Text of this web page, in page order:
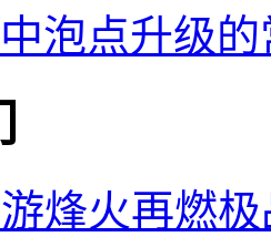
泡点升级
烽火再燃